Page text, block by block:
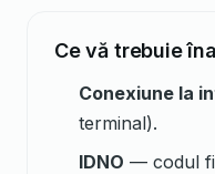
Ce vă trebuie
Conexiune la
terminal).
IDNO — codul